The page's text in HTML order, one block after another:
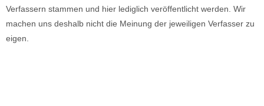
Verfassern stammen und hier lediglich veröffentlicht werden. Wir
machen uns deshalb nicht die Meinung der jeweiligen Verfasser zu
eigen.